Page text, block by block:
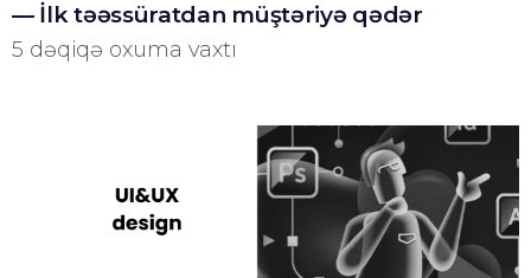
— İlk təəssüratdan müştəriyə qədər
5 dəqiqə oxuma vaxtı